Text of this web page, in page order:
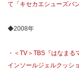
て「キセカエシューズバ
◆2008年
・＜TV＞TBS『はなま
インソールジェルクッシ